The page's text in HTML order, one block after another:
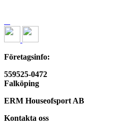
Företagsinfo:
559525-0472
Falköping
ERM Houseofsport AB
Kontakta oss